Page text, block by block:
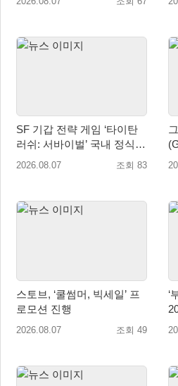
SF 기갑 전략 게임 ‘타이탄
러쉬: 서바이벌’ 국내 정식
출시
2026.08.07 조회 83
‘
스토브, ‘쿨썸머, 빅세일’ 프
로모션 진행
2026.08.07 조회 49
‘